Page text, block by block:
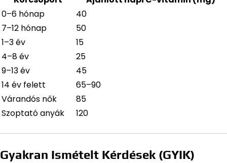
0–6 hónap
40
7–12 hónap
50
1–3 év
15
4–8 év
25
9–13 év
45
14 év felett
65–90
Várandós nők
85
Szoptató anyák
120
Gyakran Ismételt Kérdések (GYIK)